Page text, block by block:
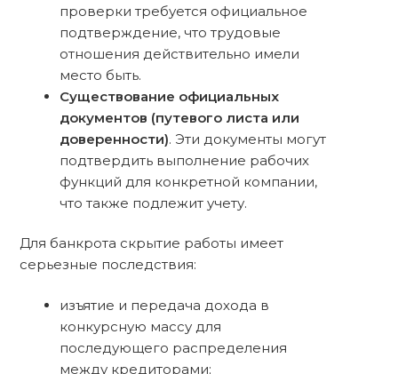
проверки требуется официальное
подтверждение, что трудовые
отношения действительно имели
место быть.
Существование официальных
документов (путевого листа или
доверенности). Эти документы могут
подтвердить выполнение рабочих
функций для конкретной компании,
что также подлежит учету.
Для банкрота скрытие работы имеет
серьезные последствия:
изъятие и передача дохода в
конкурсную массу для
последующего распределения
между кредиторами;